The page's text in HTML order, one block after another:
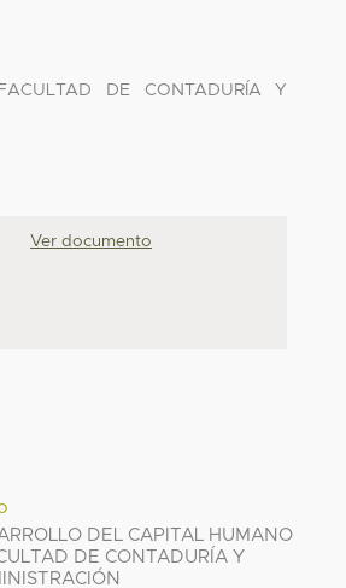
DE CONTADURÍA Y
Ver documento
DEL CAPITAL HUMANO
DE CONTADURÍA Y